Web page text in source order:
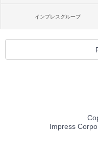
インプレスグループ
Impress